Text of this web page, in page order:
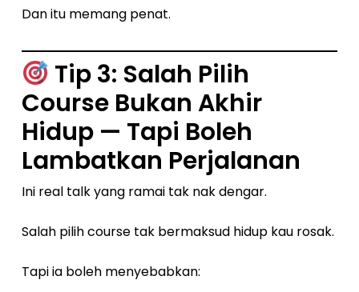
Dan itu memang penat.
Tip 3: Salah Pilih
Course Bukan Akhir
Hidup — Tapi Boleh
Lambatkan Perjalanan
Ini real talk yang ramai tak nak dengar.
Salah pilih course tak bermaksud hidup kau rosak.
Tapi ia boleh menyebabkan: